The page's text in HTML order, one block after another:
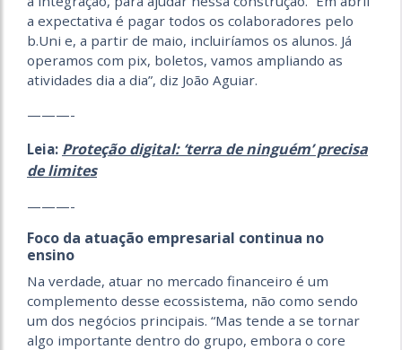
a expectativa é pagar todos os colaboradores pelo
b.Uni e, a partir de maio, incluiríamos os alunos. Já
operamos com pix, boletos, vamos ampliando as
atividades dia a dia”, diz João Aguiar.
———-
Leia: Proteção digital: ‘terra de ninguém’ precisa
de limites
———-
Foco da atuação empresarial continua no
ensino
Na verdade, atuar no mercado financeiro é um
complemento desse ecossistema, não como sendo
um dos negócios principais. “Mas tende a se tornar
algo importante dentro do grupo, embora o core